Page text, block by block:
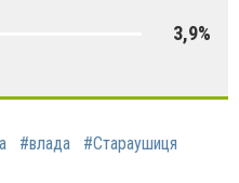
3,9%
#влада #Стараушиця